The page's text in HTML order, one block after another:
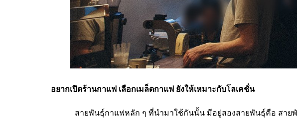
อยากเปิดร้านกาแฟ เลือกเมล็ดกาแฟ ยังให้เหมาะกับโลเคชั่น
สายพันธุ์กาแฟหลัก ๆ ที่นำมาใช้กันนั้น มีอยู่สองสายพันธุ์คือ สายพัน